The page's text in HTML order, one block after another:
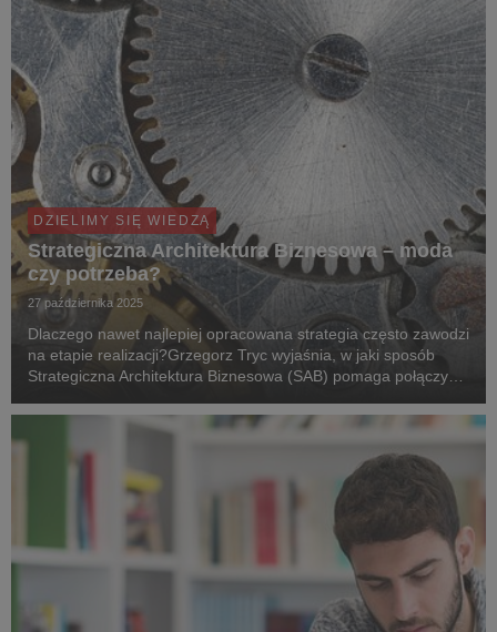
DZIELIMY SIĘ WIEDZĄ
Strategiczna Architektura Biznesowa – moda
czy potrzeba?
27 października 2025
Dlaczego nawet najlepiej opracowana strategia często zawodzi
na etapie realizacji?Grzegorz Tryc wyjaśnia, w jaki sposób
Strategiczna Architektura Biznesowa (SAB) pomaga połączyć
łącząc świat zarządzania, technolog...